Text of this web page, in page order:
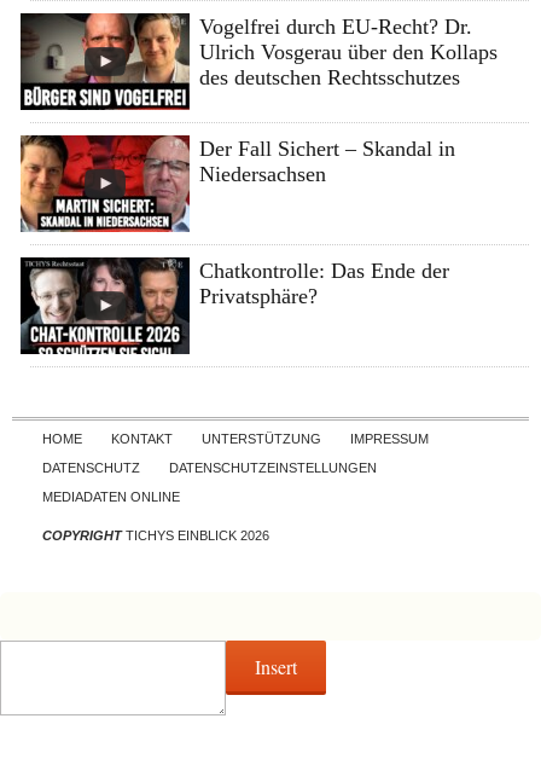
Vogelfrei durch EU-Recht? Dr.
Ulrich Vosgerau über den Kollaps
des deutschen Rechtsschutzes
Der Fall Sichert – Skandal in
Niedersachsen
Chatkontrolle: Das Ende der
Privatsphäre?
Skip to content
HOME KONTAKT UNTERSTÜTZUNG
IMPRESSUM
DATENSCHUTZ
DATENSCHUTZEINSTELLUNGEN
MEDIADATEN ONLINE
COPYRIGHTTICHYS EINBLICK 2026
Insert